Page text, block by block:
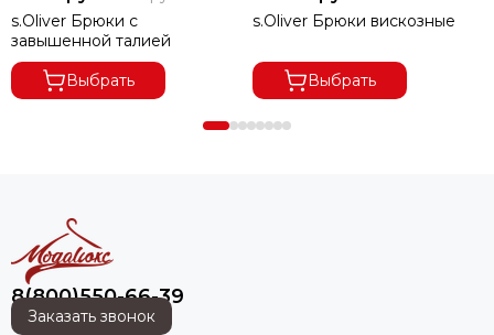
s.Oliver Брюки с
завышенной талией
Выбрать
s.Oliver Брюки вискозные
Выбрать
8(800)550-66-39
Заказать звонок